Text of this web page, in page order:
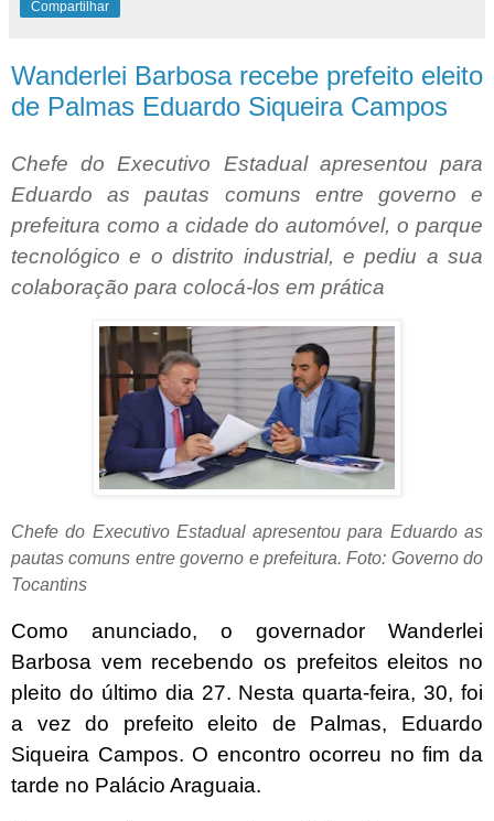
Compartilhar
Wanderlei Barbosa recebe prefeito eleito
de Palmas Eduardo Siqueira Campos
Chefe do Executivo Estadual apresentou para
Eduardo as pautas comuns entre governo e
prefeitura como a cidade do automóvel, o parque
tecnológico e o distrito industrial, e pediu a sua
colaboração para colocá-los em prática
Chefe do Executivo Estadual apresentou para Eduardo as
pautas comuns entre governo e prefeitura. Foto: Governo do
Tocantins
Como anunciado, o governador Wanderlei
Barbosa vem recebendo os prefeitos eleitos no
pleito do último dia 27. Nesta quarta-feira, 30, foi
a vez do prefeito eleito de Palmas, Eduardo
Siqueira Campos. O encontro ocorreu no fim da
tarde no Palácio Araguaia.